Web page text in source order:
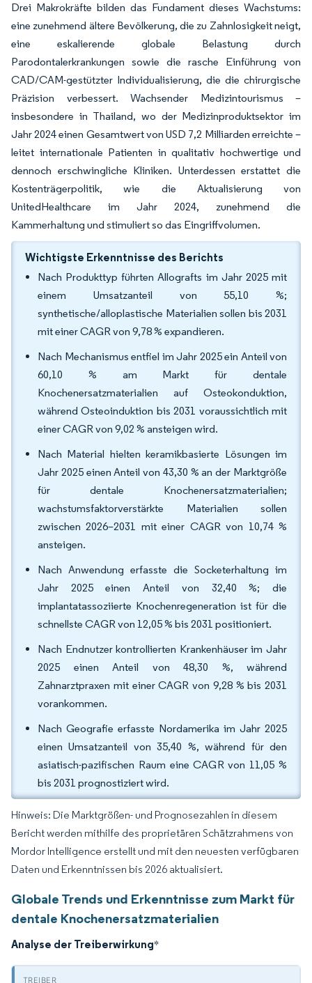
Drei Makrokräfte bilden das Fundament dieses Wachstums:
eine zunehmend ältere Bevölkerung, die zu Zahnlosigkeit neigt,
eine eskalierende globale Belastung durch
Parodontalerkrankungen sowie die rasche Einführung von
CAD/CAM-gestützter Individualisierung, die die chirurgische
Präzision verbessert. Wachsender Medizintourismus –
insbesondere in Thailand, wo der Medizinproduktsektor im
Jahr 2024 einen Gesamtwert von USD 7,2 Milliarden erreichte –
leitet internationale Patienten in qualitativ hochwertige und
dennoch erschwingliche Kliniken. Unterdessen erstattet die
Kostenträgerpolitik, wie die Aktualisierung von
UnitedHealthcare im Jahr 2024, zunehmend die
Kammerhaltung und stimuliert so das Eingriffvolumen.
Wichtigste Erkenntnisse des Berichts
Nach Produkttyp führten Allografts im Jahr 2025 mit
einem Umsatzanteil von 55,10 %;
synthetische/alloplastische Materialien sollen bis 2031
mit einer CAGR von 9,78 % expandieren.
Nach Mechanismus entfiel im Jahr 2025 ein Anteil von
60,10 % am Markt für dentale
Knochenersatzmaterialien auf Osteokonduktion,
während Osteoinduktion bis 2031 voraussichtlich mit
einer CAGR von 9,02 % ansteigen wird.
Nach Material hielten keramikbasierte Lösungen im
Jahr 2025 einen Anteil von 43,30 % an der Marktgröße
für dentale Knochenersatzmaterialien;
wachstumsfaktorverstärkte Materialien sollen
zwischen 2026–2031 mit einer CAGR von 10,74 %
ansteigen.
Nach Anwendung erfasste die Socketerhaltung im
Jahr 2025 einen Anteil von 32,40 %; die
implantatassoziierte Knochenregeneration ist für die
schnellste CAGR von 12,05 % bis 2031 positioniert.
Nach Endnutzer kontrollierten Krankenhäuser im Jahr
2025 einen Anteil von 48,30 %, während
Zahnarztpraxen mit einer CAGR von 9,28 % bis 2031
vorankommen.
Nach Geografie erfasste Nordamerika im Jahr 2025
einen Umsatzanteil von 35,40 %, während für den
asiatisch-pazifischen Raum eine CAGR von 11,05 %
bis 2031 prognostiziert wird.
Hinweis: Die Marktgrößen- und Prognosezahlen in diesem
Bericht werden mithilfe des proprietären Schätzrahmens von
Mordor Intelligence erstellt und mit den neuesten verfügbaren
Daten und Erkenntnissen bis 2026 aktualisiert.
Globale Trends und Erkenntnisse zum Markt für
dentale Knochenersatzmaterialien
Analyse der Treiberwirkung*